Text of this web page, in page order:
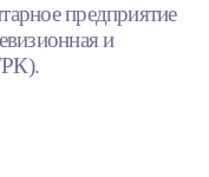
предприятие
и